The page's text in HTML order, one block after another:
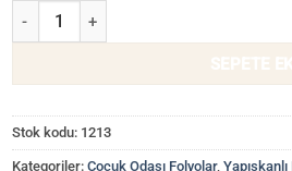
Çocuk Odası Yapışkanlı Folyo, Sarı
Stok kodu: 1213
Kategoriler: Çocuk Odası Folyolar, Yapışkanlı